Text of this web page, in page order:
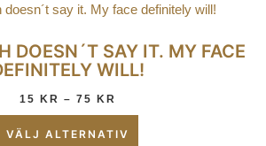
DOESN´T SAY IT. MY FACE
WILL!
15 KR – 75 KR
VÄLJ ALTERNATIV